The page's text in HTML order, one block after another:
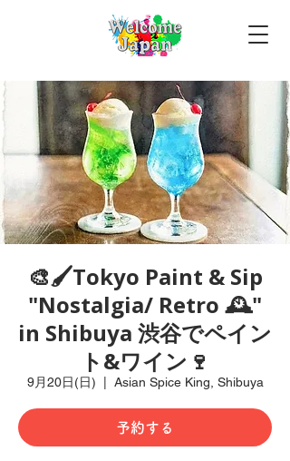
🎨🖌Tokyo Paint & Sip
"Nostalgia/ Retro 🕰️"
in Shibuya 渋谷でペイン
ト&ワイン🍷
9月20日(日) Asian Spice King, Shibuya
予約する